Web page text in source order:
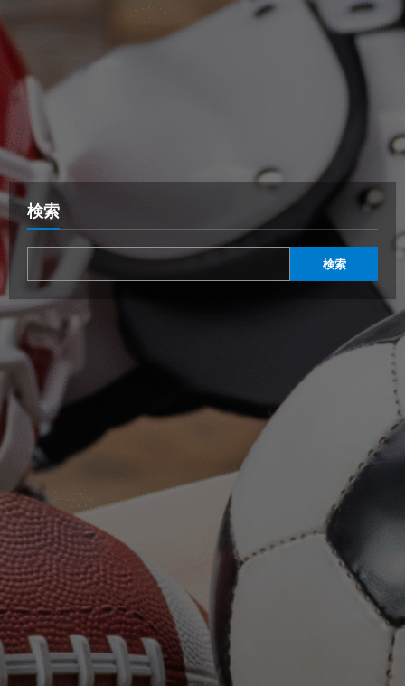
検索
検索